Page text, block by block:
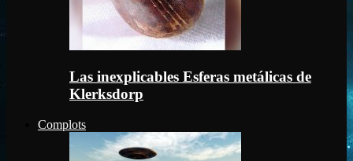
Las inexplicables Esferas metálicas de
Klerksdorp
Complots